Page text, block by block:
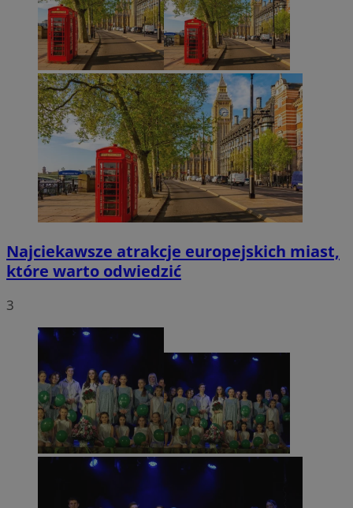
Najciekawsze atrakcje europejskich miast,
które warto odwiedzić
3